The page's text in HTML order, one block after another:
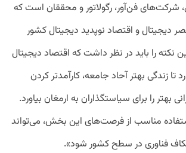
شرکت‌های فن‌آور، رگولاتور و محققان است که
دیجیتال و اقتصاد نوپدید دیجیتال کشور
را باید در نظر داشت که اقتصاد دیجیتال
تا زندگی بهتر آحاد جامعه، کارآمدتر کردن
بهتر را برای سیاستگذاران به ارمغان بیاورد.
مناسب از فرصت‌های این بخش، می‌تواند
فناوری در سطح کشور شود».